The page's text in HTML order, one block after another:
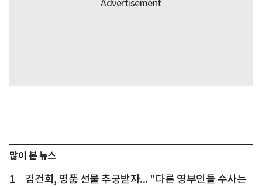
많이 본 뉴스
1
김건희, 명품 선물 추궁받자... "다른 영부인들 수사는